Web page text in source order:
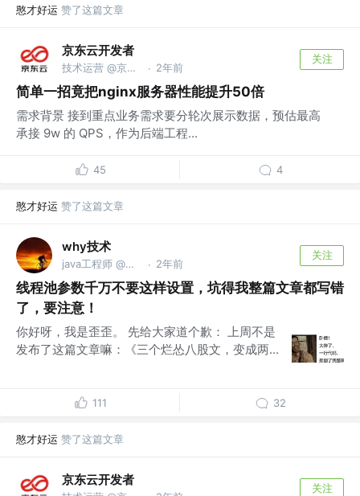
憨才好运 赞了这篇文章
京东云开发者
技术运营 @京东科技信息技术有限公司 · 2年前
关注
简单一招竟把nginx服务器性能提升50倍
需求背景 接到重点业务需求要分轮次展示数据，预估最高
承接 9w 的 QPS，作为后端工程...
45 4
憨才好运 赞了这篇文章
why技术
java工程师 @公众号【why技术】 · 2年前
关注
线程池参数千万不要这样设置，坑得我整篇文章都写错
了，要注意！
你好呀，我是歪歪。 先给大家道个歉： 上周不是
发布了这篇文章嘛：《三个烂怂八股文，变成两...
111 32
憨才好运 赞了这篇文章
京东云开发者
关注